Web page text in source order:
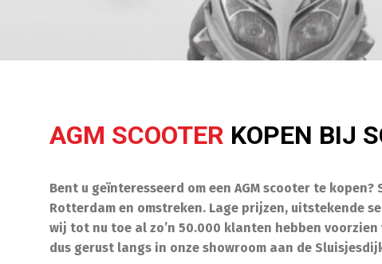
AGM SCOOTER KOPEN BIJ
Bent u geïnteresseerd om een AGM scooter te
Rotterdam en omstreken. Lage prijzen, uitstekende
wij tot nu toe al zo’n 50.000 klanten hebben
dus gerust langs in onze showroom aan de